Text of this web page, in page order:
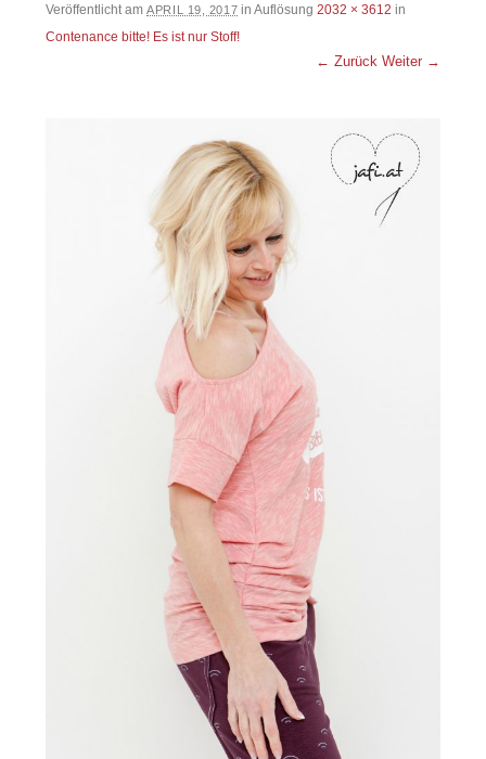
Veröffentlicht amAPRIL 19, 2017 in Auflösung2032 × 3612 in
Contenance bitte! Es ist nur Stoff!
← Zurück Weiter →